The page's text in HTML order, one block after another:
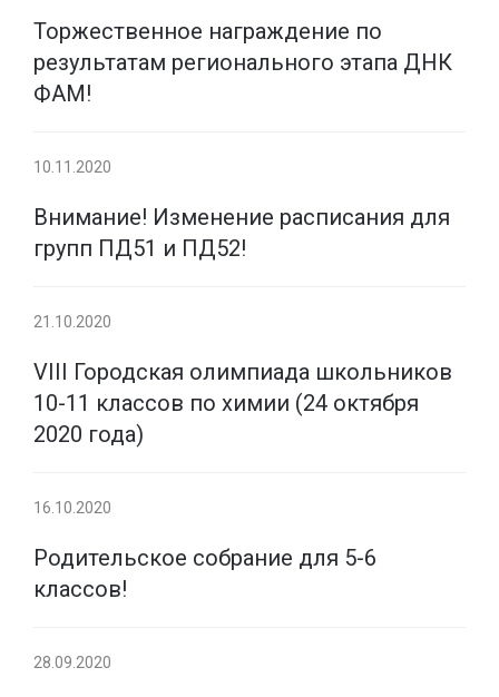
Торжественное награждение по
результатам регионального этапа ДНК
ФАМ!
10.11.2020
Внимание! Изменение расписания для
групп ПД51 и ПД52!
21.10.2020
VIII Городская олимпиада школьников
10-11 классов по химии (24 октября
2020 года)
16.10.2020
Родительское собрание для 5-6
классов!
28.09.2020